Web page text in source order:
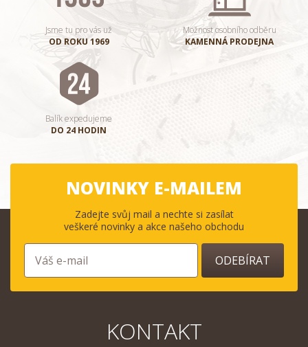
Jsme tu pro vás už
OD ROKU 1969
Možnost osobního odběru
KAMENNÁ PRODEJNA
Balík expedujeme
DO 24 HODIN
NOVINKY E-MAILEM
Zadejte svůj mail a nechte si zasílat
veškeré novinky a akce našeho obchodu
ODEBÍRAT
KONTAKT